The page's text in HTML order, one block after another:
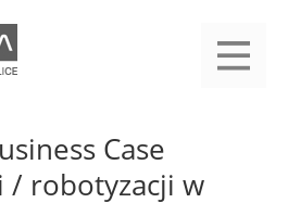
Case
/ robotyzacji w